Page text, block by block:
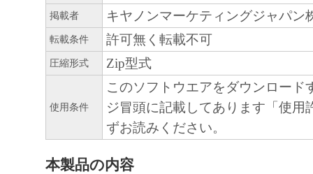
掲載者 キヤノンマーケティングジャパン
転載条件 許可無く転載不可
圧縮形式 Zip型式
使用条件
このソフトウエアをダウンロード
ジ冒頭に記載してあります「使用
ずお読みください。
本製品の内容